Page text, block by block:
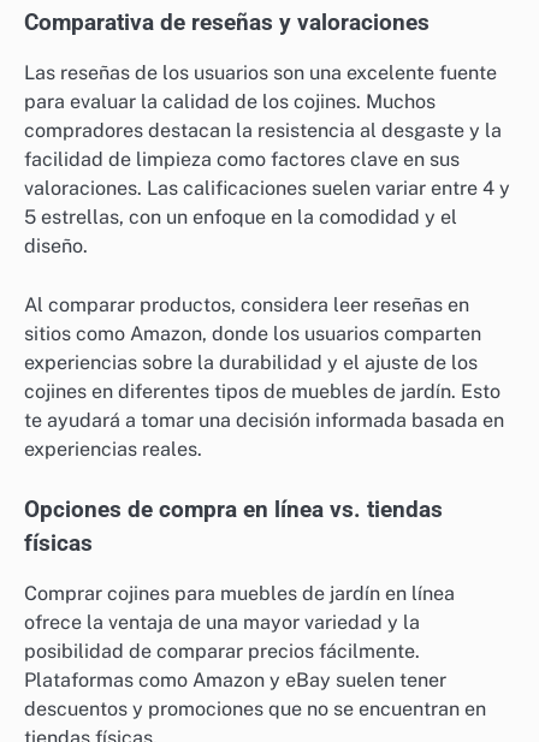
Comparativa de reseñas y valoraciones
Las reseñas de los usuarios son una excelente fuente
para evaluar la calidad de los cojines. Muchos
compradores destacan la resistencia al desgaste y la
facilidad de limpieza como factores clave en sus
valoraciones. Las calificaciones suelen variar entre 4 y
5 estrellas, con un enfoque en la comodidad y el
diseño.
Al comparar productos, considera leer reseñas en
sitios como Amazon, donde los usuarios comparten
experiencias sobre la durabilidad y el ajuste de los
cojines en diferentes tipos de muebles de jardín. Esto
te ayudará a tomar una decisión informada basada en
experiencias reales.
Opciones de compra en línea vs. tiendas
físicas
Comprar cojines para muebles de jardín en línea
ofrece la ventaja de una mayor variedad y la
posibilidad de comparar precios fácilmente.
Plataformas como Amazon y eBay suelen tener
descuentos y promociones que no se encuentran en